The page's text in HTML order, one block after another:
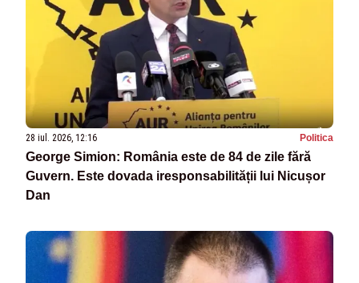
28 iul. 2026, 12:16 Politica
George Simion: România este de 84 de zile fără
Guvern. Este dovada iresponsabilității lui Nicușor
Dan